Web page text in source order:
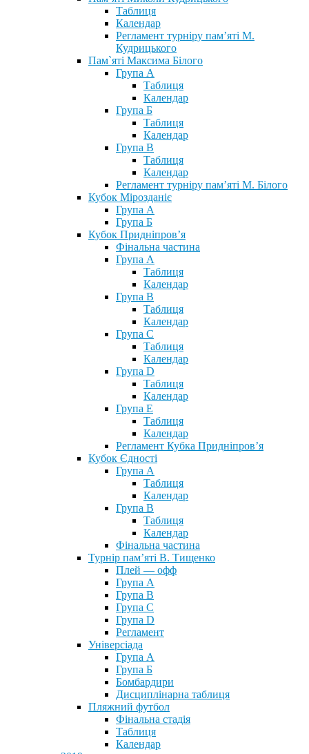
Таблиця
Календар
Регламент турніру пам’яті М.
Кудрицького
Пам`яті Максима Білого
Група А
Таблиця
Календар
Група Б
Таблиця
Календар
Група В
Таблиця
Календар
Регламент турніру пам’яті М. Білого
Кубок Мірозданіє
Група А
Група Б
Кубок Придніпров’я
Фінальна частина
Група А
Таблиця
Календар
Група В
Таблиця
Календар
Група С
Таблиця
Календар
Група D
Таблиця
Календар
Група Е
Таблиця
Календар
Регламент Кубка Придніпров’я
Кубок Єдності
Група А
Таблиця
Календар
Група В
Таблиця
Календар
Фінальна частина
Турнір пам’яті В. Тищенко
Плей — офф
Група А
Група B
Група С
Група D
Регламент
Універсіада
Група А
Група Б
Бомбардири
Дисциплінарна таблиця
Пляжний футбол
Фінальна стадія
Таблиця
Календар